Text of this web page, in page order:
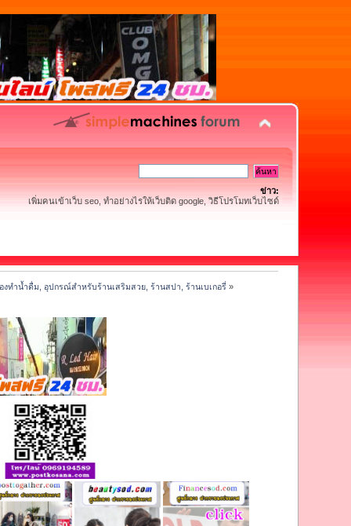
ข่าว:
เพิ่มคนเข้าเว็บ seo, ทำอย่างไรให้เว็บติด google, วิธีโปรโมทเว็บไซด์
งทำน้ำดื่ม, อุปกรณ์สำหรับร้านเสริมสวย, ร้านสปา, ร้านเบเกอรี่ »